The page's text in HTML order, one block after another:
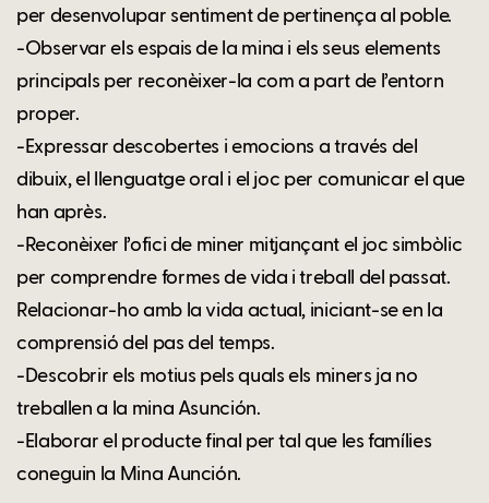
per desenvolupar sentiment de pertinença al poble.
-Observar els espais de la mina i els seus elements
principals per reconèixer-la com a part de l’entorn
proper.
-Expressar descobertes i emocions a través del
dibuix, el llenguatge oral i el joc per comunicar el que
han après.
-Reconèixer l’ofici de miner mitjançant el joc simbòlic
per comprendre formes de vida i treball del passat.
Relacionar-ho amb la vida actual, iniciant-se en la
comprensió del pas del temps.
-Descobrir els motius pels quals els miners ja no
treballen a la mina Asunción.
-Elaborar el producte final per tal que les famílies
coneguin la Mina Aunción.